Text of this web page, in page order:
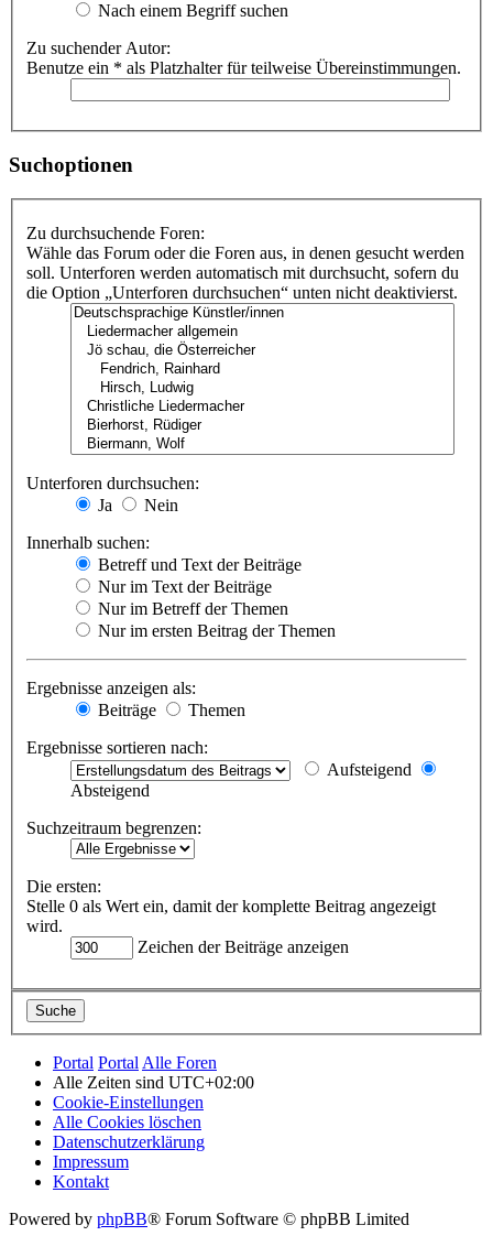
Nach einem Begriff suchen
Zu suchender Autor:
Benutze ein * als Platzhalter für teilweise Übereinstimmungen.
Suchoptionen
Zu durchsuchende Foren:
Wähle das Forum oder die Foren aus, in denen gesucht werden
soll. Unterforen werden automatisch mit durchsucht, sofern du
die Option „Unterforen durchsuchen“ unten nicht deaktivierst.
Unterforen durchsuchen:
Ja
Nein
Innerhalb suchen:
Betreff und Text der Beiträge
Nur im Text der Beiträge
Nur im Betreff der Themen
Nur im ersten Beitrag der Themen
Ergebnisse anzeigen als:
Beiträge
Themen
Ergebnisse sortieren nach:
Aufsteigend
Absteigend
Suchzeitraum begrenzen:
Die ersten:
Stelle 0 als Wert ein, damit der komplette Beitrag angezeigt
wird.
Zeichen der Beiträge anzeigen
Portal Portal Alle Foren
Alle Zeiten sind UTC+02:00
Cookie-Einstellungen
Alle Cookies löschen
Datenschutzerklärung
Impressum
Kontakt
Powered by phpBB® Forum Software © phpBB Limited